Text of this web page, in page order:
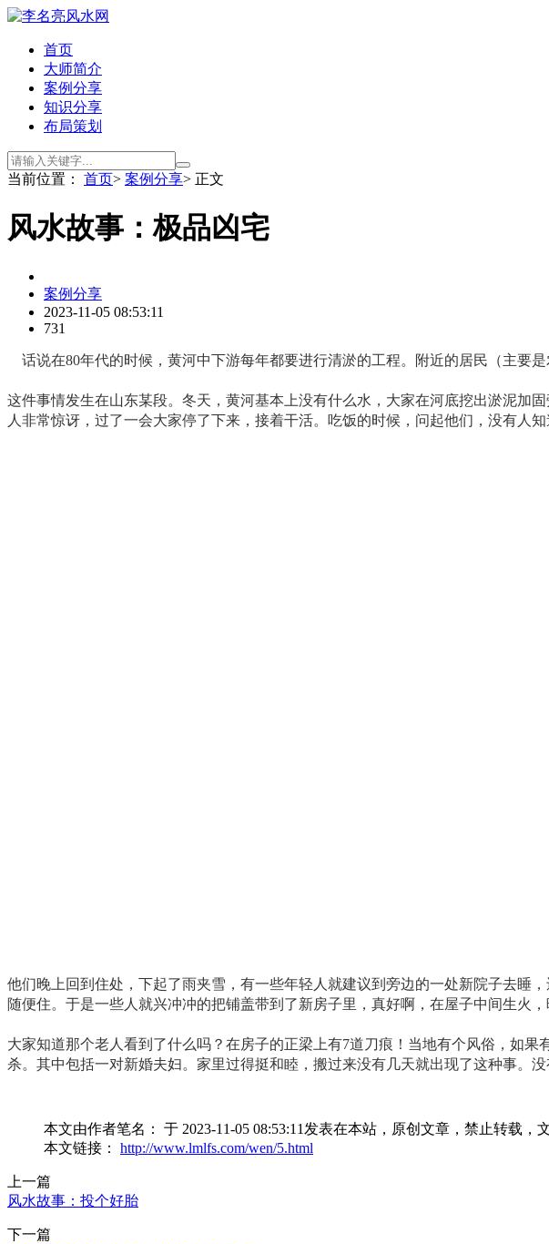
首页
大师简介
案例分享
知识分享
布局策划
当前位置： 首页> 案例分享> 正文
风水故事：极品凶宅
案例分享
2023-11-05 08:53:11
731
话说在80年代的时候，黄河中下游每年都要进行清淤的工程。附近的居民（主要
这件事情发生在山东某段。冬天，黄河基本上没有什么水，大家在河底挖出淤泥加
人非常惊讶，过了一会大家停了下来，接着干活。吃饭的时候，问起他们，没有人
他们晚上回到住处，下起了雨夹雪，有一些年轻人就建议到旁边的一处新院子去睡
随便住。于是一些人就兴冲冲的把铺盖带到了新房子里，真好啊，在屋子中间生火
大家知道那个老人看到了什么吗？在房子的正梁上有7道刀痕！当地有个风俗，如
杀。其中包括一对新婚夫妇。家里过得挺和睦，搬过来没有几天就出现了这种事。没
本文由作者笔名： 于 2023-11-05 08:53:11发表在本站，原创文章，禁止转载，
本文链接： http://www.lmlfs.com/wen/5.html
上一篇
风水故事：投个好胎
下一篇